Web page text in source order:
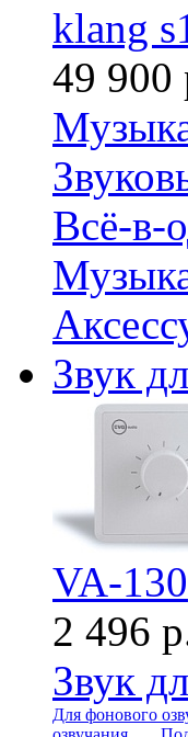
klang
49 900
Всё-в-
Звук
VA-130
2 496
Звук
Для фонового